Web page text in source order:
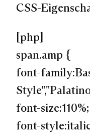
CSS-
[php]
span.amp {
font-
font-size:110%;
font-